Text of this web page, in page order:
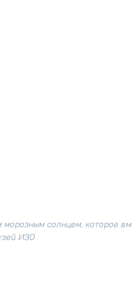
солнцем, которое
ИЗО